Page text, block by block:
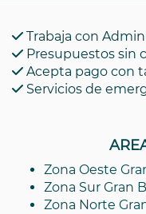
Trabaja con
Presupuestos sin
Acepta pago con
Servicios de
Zona Oeste
Zona Sur Gran
Zona Norte